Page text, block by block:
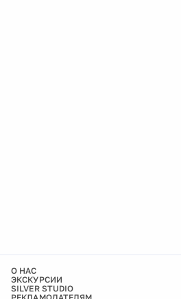
О НАС
ЭКСКУРСИИ
SILVER STUDIO